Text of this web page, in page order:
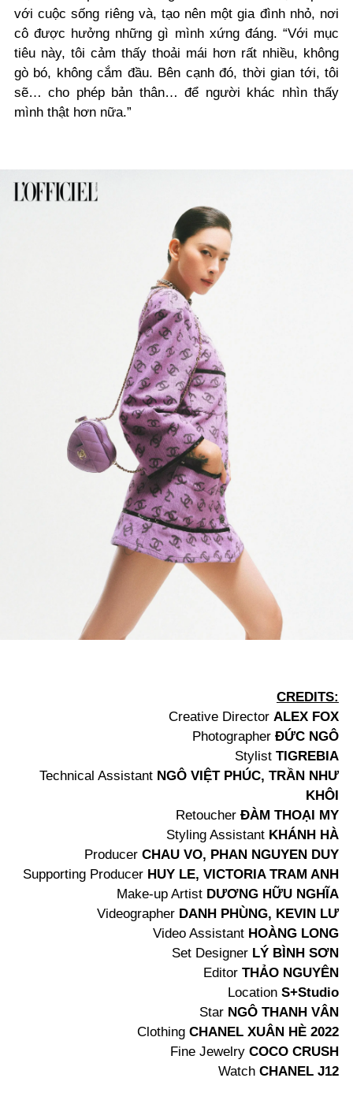
với cuộc sống riêng và, tạo nên một gia đình nhỏ, nơi
cô được hưởng những gì mình xứng đáng. “Với mục
tiêu này, tôi cảm thấy thoải mái hơn rất nhiều, không
gò bó, không cắm đầu. Bên cạnh đó, thời gian tới, tôi
sẽ… cho phép bản thân… để người khác nhìn thấy
mình thật hơn nữa.”
CREDITS:
Creative Director ALEX FOX
Photographer ĐỨC NGÔ
Stylist TIGREBIA
Technical Assistant NGÔ VIỆT PHÚC, TRẦN NHƯ
KHÔI
Retoucher ĐÀM THOẠI MY
Styling Assistant KHÁNH HÀ
Producer CHAU VO, PHAN NGUYEN DUY
Supporting Producer HUY LE, VICTORIA TRAM ANH
Make-up Artist DƯƠNG HỮU NGHĨA
Videographer DANH PHÙNG, KEVIN LƯ
Video Assistant HOÀNG LONG
Set Designer LÝ BÌNH SƠN
Editor THẢO NGUYÊN
Location S+Studio
Star NGÔ THANH VÂN
Clothing CHANEL XUÂN HÈ 2022
Fine Jewelry COCO CRUSH
Watch CHANEL J12